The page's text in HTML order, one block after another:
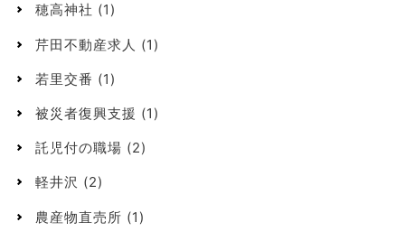
穂高神社 (1)
芹田不動産求人 (1)
若里交番 (1)
被災者復興支援 (1)
託児付の職場 (2)
軽井沢 (2)
農産物直売所 (1)